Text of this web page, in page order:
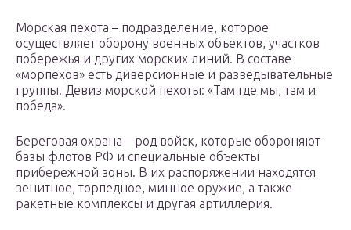
Морская пехота – подразделение, которое
осуществляет оборону военных объектов, участков
побережья и других морских линий. В составе
«морпехов» есть диверсионные и разведывательные
группы. Девиз морской пехоты: «Там где мы, там и
победа».
Береговая охрана – род войск, которые обороняют
базы флотов РФ и специальные объекты
прибережной зоны. В их распоряжении находятся
зенитное, торпедное, минное оружие, а также
ракетные комплексы и другая артиллерия.